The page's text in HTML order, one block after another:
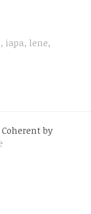
, iapa, lene,
by